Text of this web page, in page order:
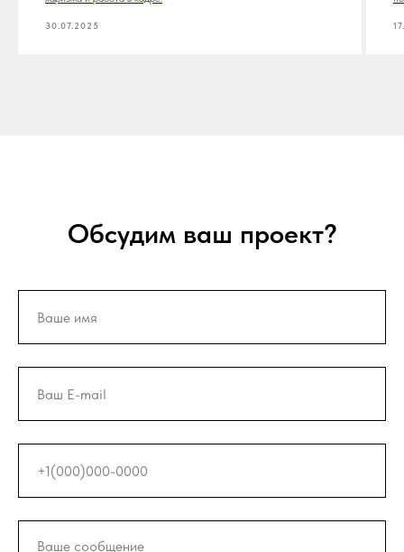
30.07.2025
Обсудим ваш проект?